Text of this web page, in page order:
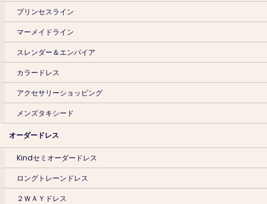
プリンセスライン
マーメイドライン
スレンダー＆エンパイア
カラードレス
アクセサリーショッピング
メンズタキシード
オーダードレス
Kindセミオーダードレス
ロングトレーンドレス
２ＷＡＹドレス